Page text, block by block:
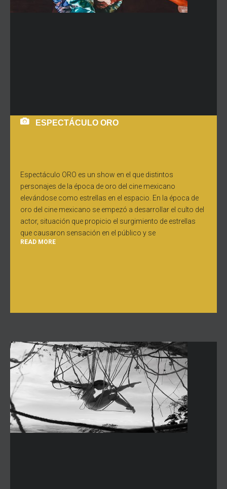
ESPECTÁCULO ORO
Espectáculo ORO es un show en el que distintos
personajes de la época de oro del cine mexicano
elevándose como estrellas en el espacio. En la época de
oro del cine mexicano se empezó a desarrollar el culto del
actor, situación que propicio el surgimiento de estrellas
que causaron sensación en el público y se
READ MORE